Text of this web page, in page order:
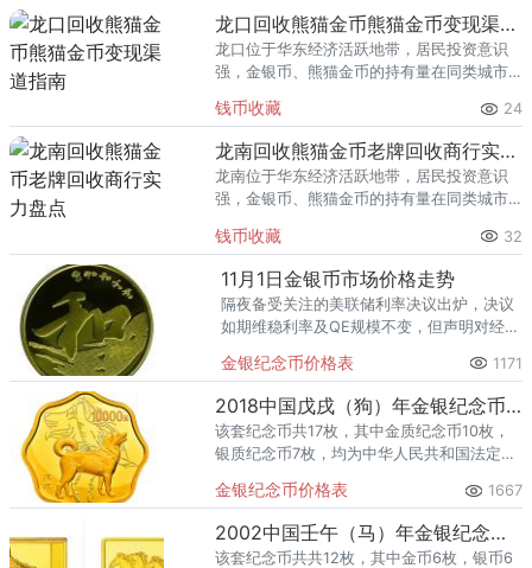
回收渠道里，能精准识别版别溢
龙口回收熊猫金币熊猫金币变现渠道指南
龙口位于华东经济活跃地带，居民投资意识
强，金银币、熊猫金币的持有量在同类城市
熊猫金币的需求就明显升温，但鱼龙混杂的
回收渠道里，能精准识别版别溢
钱币收藏 24
龙南回收熊猫金币老牌回收商行实力盘点
龙南位于华东经济活跃地带，居民投资意识
强，金银币、熊猫金币的持有量在同类城市
熊猫金币的需求就明显升温，但鱼龙混杂的
回收渠道里，能精准识别版别溢
钱币收藏 32
11月1日金银币市场价格走势
隔夜备受关注的美联储利率决议出炉，决议
如期维稳利率及QE规模不变，但声明对经济
金银纪念币价格表 1171
2018中国戊戌（狗）年金银纪念币1公斤梅花形金质纪念币
该套纪念币共17枚，其中金质纪念币10枚，
银质纪念币7枚，均为中华人民共和国法定货
金银纪念币价格表 1667
2002中国壬午（马）年金银纪念币5盎司长方形金质纪念币
该套纪念币共共12枚，其中金币6枚，银币6